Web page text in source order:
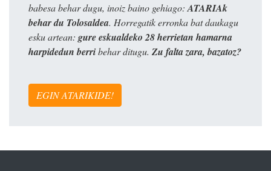
babesa behar dugu, inoiz baino gehiago: ATARIAk
behar du Tolosaldea. Horregatik erronka bat daukagu
esku artean: gure eskualdeko 28 herrietan hamarna
harpidedun berribehar ditugu. Zu falta zara, bazatoz?
EGIN ATARIKIDE!